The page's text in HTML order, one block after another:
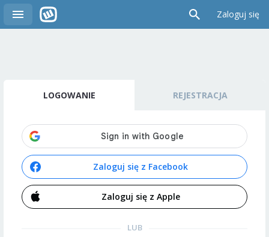
Zaloguj się
LOGOWANIE REJESTRACJA
Zaloguj się z Facebook
Zaloguj się z Apple
LUB